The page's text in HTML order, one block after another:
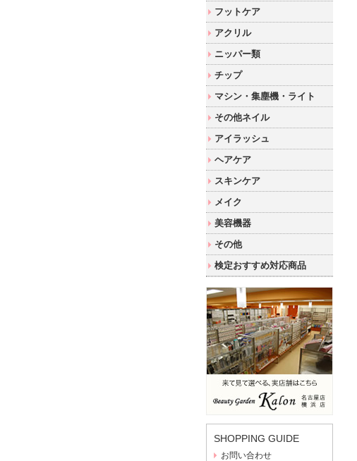
フットケア
アクリル
ニッパー類
チップ
マシン・集塵機・ライト
その他ネイル
アイラッシュ
ヘアケア
スキンケア
メイク
美容機器
その他
検定おすすめ対応商品
SHOPPING GUIDE
お問い合わせ